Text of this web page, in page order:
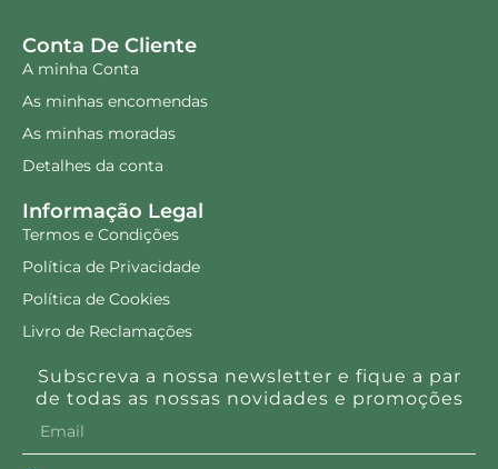
Conta De Cliente
A minha Conta
As minhas encomendas
As minhas moradas
Detalhes da conta
Informação Legal
Termos e Condições
Política de Privacidade
Política de Cookies
Livro de Reclamações
Subscreva a nossa newsletter e fique a par
de todas as nossas novidades e promoções